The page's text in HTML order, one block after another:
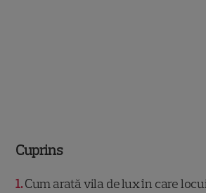
Cuprins
1 Cum arată vila de lux în care